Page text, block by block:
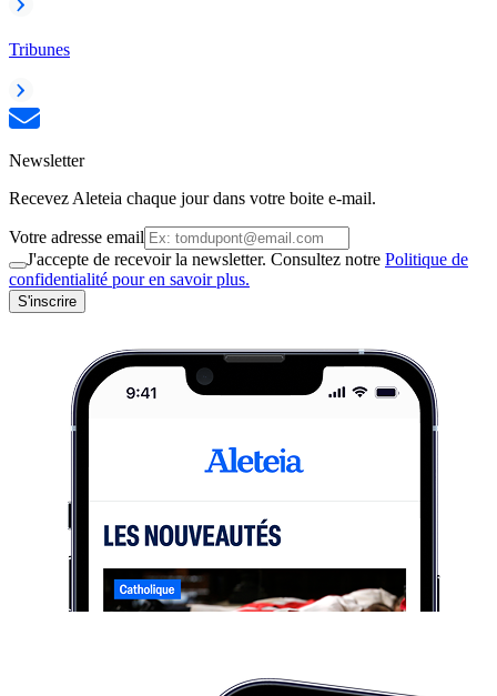
Tribunes
Newsletter
Recevez Aleteia chaque jour dans votre boite e-mail.
Votre adresse email
J'accepte de recevoir la newsletter. Consultez notre Politique de
confidentialité pour en savoir plus.
S'inscrire